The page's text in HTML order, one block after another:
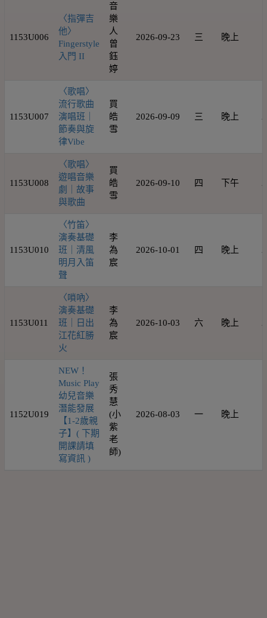
1153U006
〈指彈吉
他〉
Fingerstyle
入門 II
音
樂
人
曾
鈺
婷
2026-09-23 三 晚上
1153U007
〈歌唱〉
流行歌曲
演唱班｜
節奏與旋
律Vibe
買
皓
雪
2026-09-09 三 晚上
1153U008
〈歌唱〉
遊唱音樂
劇｜故事
與歌曲
買
皓
雪
2026-09-10 四 下午
1153U010
〈竹笛〉
演奏基礎
班｜清風
明月入笛
聲
李
為
宸
2026-10-01 四 晚上
1153U011
〈嗩吶〉
演奏基礎
班｜日出
江花紅勝
火
李
為
宸
2026-10-03 六 晚上
1152U019
NEW！
Music Play
幼兒音樂
潛能發展
【1-2歲親
子】( 下期
開課請填
寫資訊 )
張
秀
慧
(小
紫
老
師)
2026-08-03 一 晚上